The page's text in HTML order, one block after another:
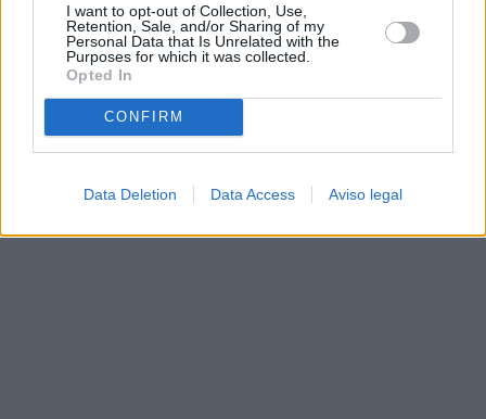
I want to opt-out of Collection, Use,
Retention, Sale, and/or Sharing of my
Personal Data that Is Unrelated with the
Purposes for which it was collected.
Opted In
CONFIRM
Data Deletion Data Access Aviso legal